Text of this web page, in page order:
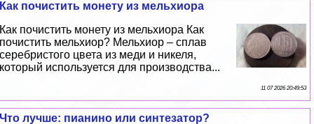
Как почистить монету из мельхиора
Как почистить монету из мельхиора Как
почистить мельхиор? Мельхиор – сплав
серебристого цвета из меди и никеля,
который используется для производства...
11 07 2026 20:49:53
Что лучше: пианино или синтезатор?